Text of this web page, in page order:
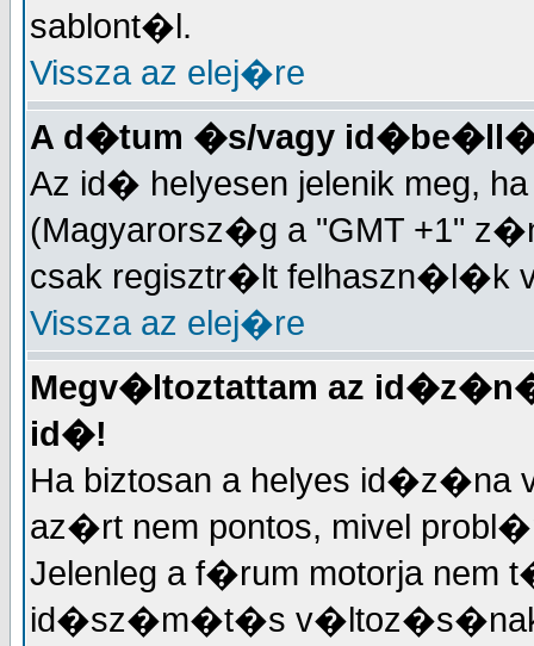
sablont�l.
Vissza az elej�re
A d�tum �s/vagy
Az id� helyesen jelenik meg,
(Magyarorsz�g a "GMT +1"
csak regisztr�lt felhaszn�l�k
Vissza az elej�re
Megv�ltoztattam az
id�!
Ha biztosan a helyes
az�rt nem pontos, mivel
Jelenleg a f�rum motorja
id�sz�m�t�s